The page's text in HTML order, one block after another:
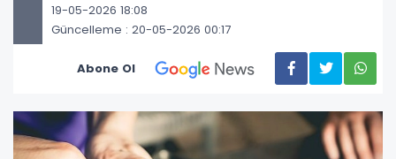
19-05-2026 18:08
Güncelleme : 20-05-2026 00:17
Abone Ol